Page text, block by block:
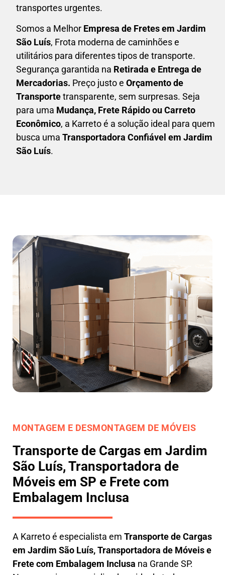
transportes urgentes.
Somos a Melhor Empresa de Fretes em Jardim
São Luís, Frota moderna de caminhões e
utilitários para diferentes tipos de transporte.
Segurança garantida na Retirada e Entrega de
Mercadorias. Preço justo e Orçamento de
Transportetransparente, sem surpresas. Seja
para uma Mudança, Frete Rápido ou Carreto
Econômico, a Karretoé a solução ideal para quem
busca uma Transportadora Confiável em Jardim
São Luís.
MONTAGEM E DESMONTAGEM DE MÓVEIS
Transporte de Cargas em Jardim
São Luís, Transportadora de
Móveis em SP e Frete com
Embalagem Inclusa
A Karretoé especialista em Transporte de Cargas
em Jardim São Luís,Transportadora de Móveis e
Frete com Embalagem Inclusa na Grande SP.